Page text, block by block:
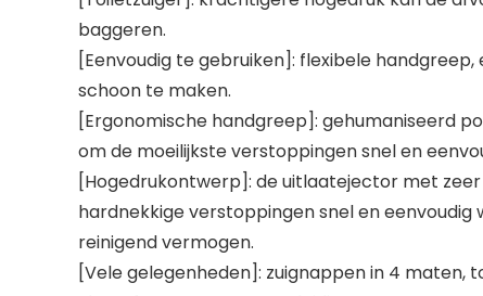
baggeren.
[Eenvoudig te gebruiken]: flexibele
schoon te maken.
[Ergonomische handgreep]: gehumaniseerd
om de moeilijkste verstoppingen snel en
[Hogedrukontwerp]: de uitlaatejector met
hardnekkige verstoppingen snel en
reinigend vermogen.
[Vele gelegenheden]: zuignappen in 4